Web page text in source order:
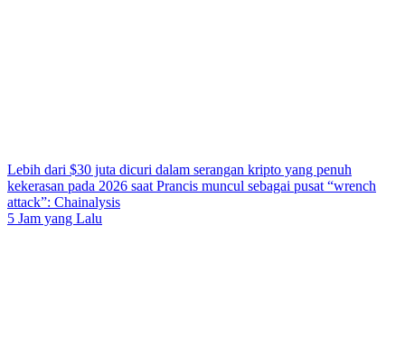
Lebih dari $30 juta dicuri dalam serangan kripto yang penuh
kekerasan pada 2026 saat Prancis muncul sebagai pusat “wrench
attack”: Chainalysis
5 Jam yang Lalu